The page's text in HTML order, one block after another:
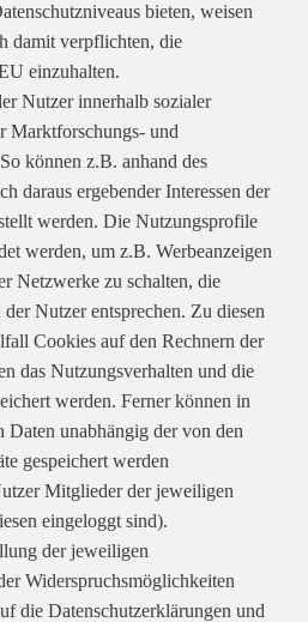
bieten, weisen
damit verpflichten, die
einzuhalten.
Nutzer innerhalb sozialer
Marktforschungs- und
können z.B. anhand des
daraus ergebender Interessen der
werden. Die Nutzungsprofile
werden, um z.B. Werbeanzeigen
Netzwerke zu schalten, die
Nutzer entsprechen. Zu diesen
Cookies auf den Rechnern der
das Nutzungsverhalten und die
werden. Ferner können in
unabhängig der von den
gespeichert werden
Mitglieder der jeweiligen
eingeloggt sind).
der jeweiligen
Widerspruchsmöglichkeiten
die Datenschutzerklärungen und